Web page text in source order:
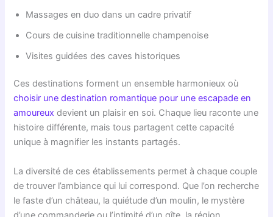
Massages en duo dans un cadre privatif
Cours de cuisine traditionnelle champenoise
Visites guidées des caves historiques
Ces destinations forment un ensemble harmonieux où
choisir une destination romantique pour une escapade en
amoureux devient un plaisir en soi. Chaque lieu raconte une
histoire différente, mais tous partagent cette capacité
unique à magnifier les instants partagés.
La diversité de ces établissements permet à chaque couple
de trouver l’ambiance qui lui correspond. Que l’on recherche
le faste d’un château, la quiétude d’un moulin, le mystère